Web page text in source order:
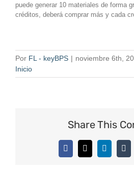
puede generar 10 materiales de forma
créditos, deberá comprar más y cada
Por FL - keyBPS | noviembre 6th,
Inicio
Share This
Facebook
X LinkedIn